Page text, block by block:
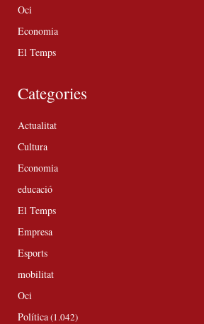
Oci
Economia
El Temps
Categories
Actualitat
Cultura
Economia
educació
El Temps
Empresa
Esports
mobilitat
Oci
Política(1.042)